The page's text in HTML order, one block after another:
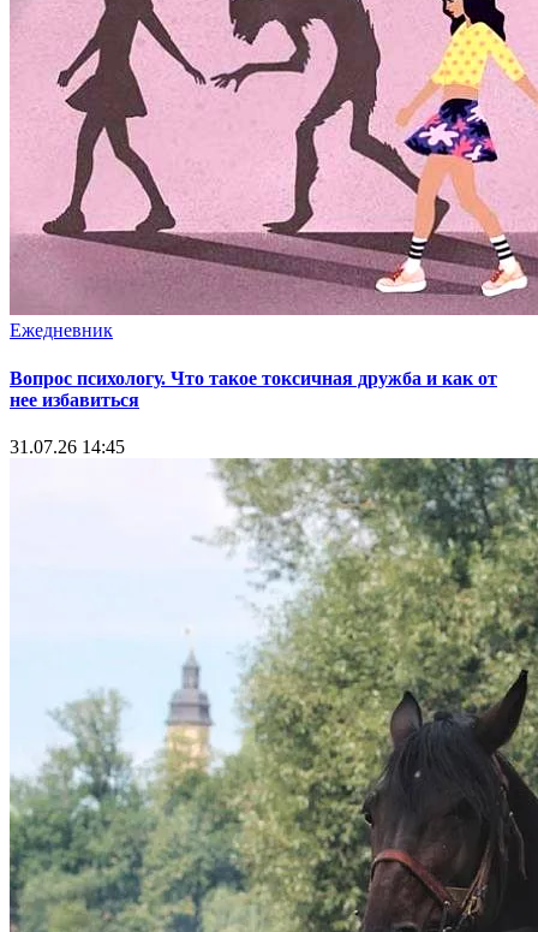
Ежедневник
Вопрос психологу. Что такое токсичная дружба и как от
нее избавиться
31.07.26 14:45